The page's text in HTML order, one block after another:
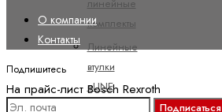
линейные
комплекты
Линейные
втулки
eLINE
О компании
Контакты
Подпишитесь
На прайс-лист Bosch Rexroth
Подписаться